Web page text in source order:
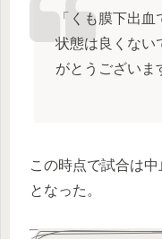
「くも膜下出血
状態は良くない
がとうございま
この時点で試合は
となった。